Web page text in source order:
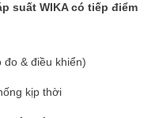
suất WIKA có tiếp điểm
đo & điều khiển)
kịp thời